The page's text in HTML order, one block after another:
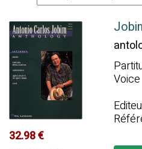
32.98 €
Voice